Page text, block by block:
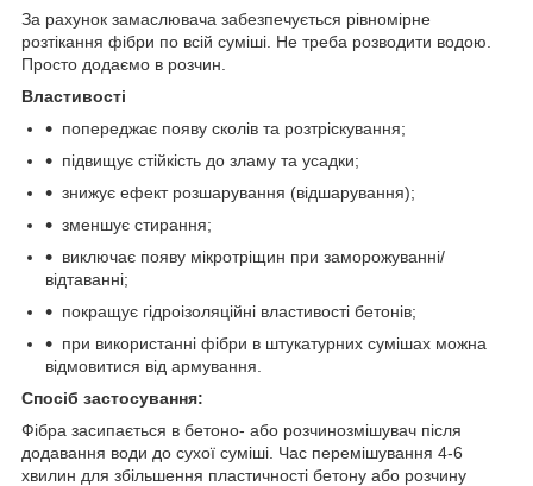
За рахунок замаслювача забезпечується рівномірне
розтікання фібри по всій суміші. Не треба розводити водою.
Просто додаємо в розчин.
Властивості
попереджає появу сколів та розтріскування;
підвищує стійкість до зламу та усадки;
знижує ефект розшарування (відшарування);
зменшує стирання;
виключає появу мікротріщин при заморожуванні/
відтаванні;
покращує гідроізоляційні властивості бетонів;
при використанні фібри в штукатурних сумішах можна
відмовитися від армування.
Спосіб застосування:
Фібра засипається в бетоно- або розчинозмішувач після
додавання води до сухої суміші. Час перемішування 4-6
хвилин для збільшення пластичності бетону або розчину